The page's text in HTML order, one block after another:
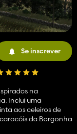
Se inscrever
na
Inclui uma
aos celeiros de
da Borgonha